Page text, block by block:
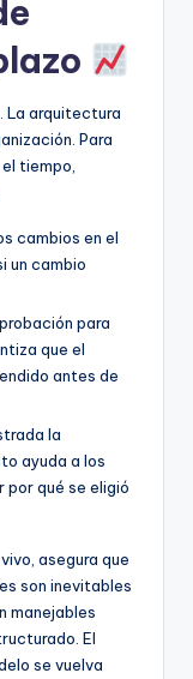
La arquitectura
Para
tiempo,
cambios en el
un cambio
para
que el
antes de
la
ayuda a los
qué se eligió
asegura que
son inevitables
manejables
El
se vuelva